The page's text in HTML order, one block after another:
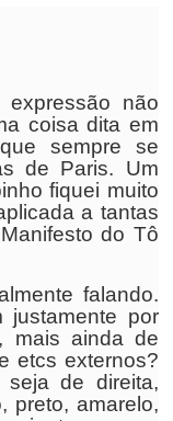
não
coisa dita em
sempre se
de Paris. Um
fiquei muito
a tantas
do Tô
falando.
por
mais ainda de
etcs externos?
seja de direita,
preto, amarelo,